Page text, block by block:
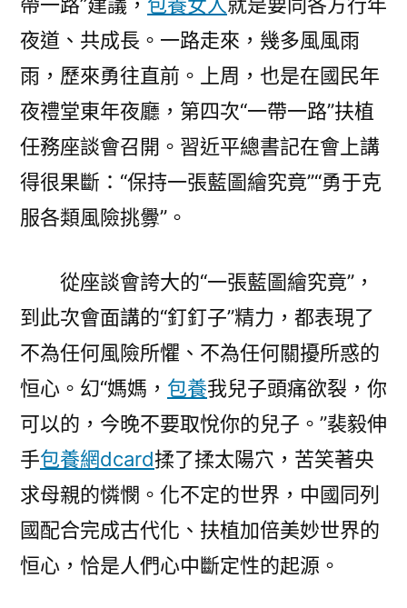
夜道、共成長。一路走來，幾多風風雨
雨，歷來勇往直前。上周，也是在國民年
夜禮堂東年夜廳，第四次“一帶一路”扶植
任務座談會召開。習近平總書記在會上講
得很果斷：“保持一張藍圖繪究竟”“勇于克
服各類風險挑釁”。
從座談會誇大的“一張藍圖繪究竟”，
到此次會面講的“釘釘子”精力，都表現了
不為任何風險所懼、不為任何關擾所惑的
恒心。幻“媽媽， 包養我兒子頭痛欲裂，你
可以的，今晚不要取悅你的兒子。”裴毅伸
手包養網dcard揉了揉太陽穴，苦笑著央
求母親的憐憫。化不定的世界，中國同列
國配合完成古代化、扶植加倍美妙世界的
恒心，恰是人們心中斷定性的起源。